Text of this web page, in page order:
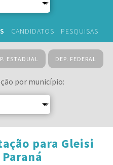
CANDIDATOS PESQUISAS
ESTADUAL DEP. FEDERAL
por município:
para Gleisi